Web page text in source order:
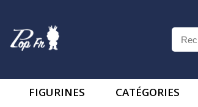
FIGURINES CATÉGORIES